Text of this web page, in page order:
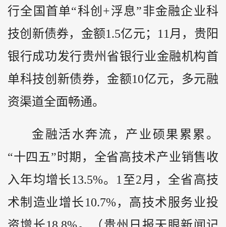
行全国首单“科创+浮息”非金融企业科
技创新债券，金额1.5亿元；11月，贵阳
银行成功发行贵州省银行业金融机构首
单科技创新债券，金额10亿元，多元融
资渠道全面畅通。
金融活水奔流，产业硕果累累。
“十四五”时期，全省高技术产业销售收
入年均增长13.5%。1至2月，全省高技
术制造业增长10.7%，高技术服务业投